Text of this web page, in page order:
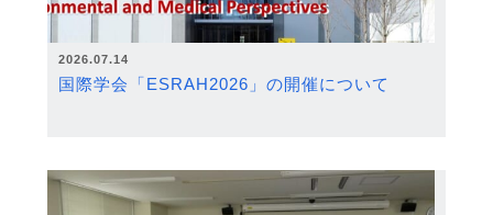
2026.07.14
国際学会「ESRAH2026」の開催について